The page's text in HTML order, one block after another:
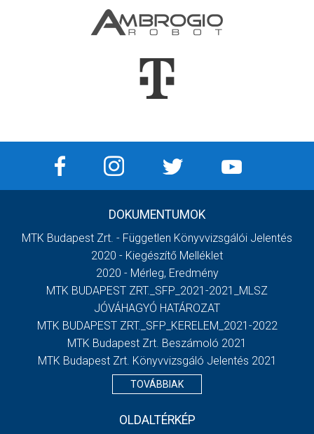
DOKUMENTUMOK
MTK Budapest Zrt. - Független Könyvvizsgálói Jelentés
2020 - Kiegészítő Melléklet
2020 - Mérleg, Eredmény
MTK BUDAPEST ZRT._SFP_2021-2021_MLSZ
JÓVÁHAGYÓ HATÁROZAT
MTK BUDAPEST ZRT._SFP_KERELEM_2021-2022
MTK Budapest Zrt. Beszámoló 2021
MTK Budapest Zrt. Könyvvizsgáló Jelentés 2021
TOVÁBBIAK
OLDALTÉRKÉP